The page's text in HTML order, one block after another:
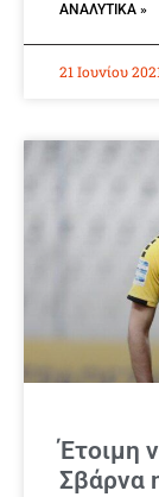
ΑΝΑΛΥΤΙΚΆ »
21 Ιουνίου
Έτοιμη
Σβάρνα